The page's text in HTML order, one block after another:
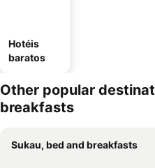
Hotéis
baratos
Other popular
breakfasts
Sukau, bed and breakfasts